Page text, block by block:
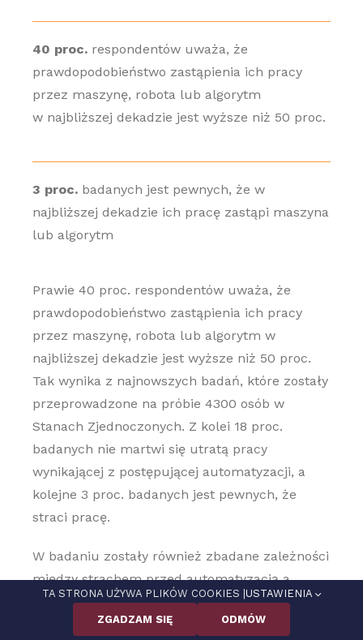
40 proc.respondentów uważa, że
prawdopodobieństwo zastąpienia ich pracy
przez maszynę, robota lub algorytm
w najbliższej dekadzie jest wyższe niż 50 proc.
3 proc.badanych jest pewnych, że w
najbliższej dekadzie ich pracę zastąpi maszyna
lub algorytm
Prawie 40 proc. respondentów uważa, że
prawdopodobieństwo zastąpienia ich pracy
przez maszynę, robota lub algorytm w
najbliższej dekadzie jest wyższe niż 50 proc.
Tak wynika z najnowszych badań, które zostały
przeprowadzone na próbie 4300 osób w
Stanach Zjednoczonych. Z kolei 18 proc.
badanych nie martwi się utratą pracy
wynikającej z postępującej automatyzacji, a
kolejne 3 proc. badanych jest pewnych, że
straci pracę.
W badaniu zostały również zbadane zależności
między strachem przed automatyzacją a
preferencjami i postawami pracowników.
Przeprowadzono eksperyment, w którym
TA STRONA UŻYWA PLIKÓW COOKIES | USTAWIENIA
ZGADZAM SIĘ ODMÓW